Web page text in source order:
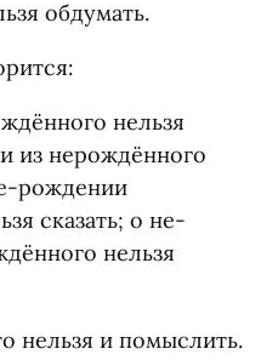
обдумать.
нельзя
из нерождённого
рождении
сказать; о не-
нельзя
нельзя и помыслить.